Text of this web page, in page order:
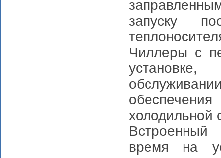
запуску
Чиллеры с
холодильной
Встроенный
время на